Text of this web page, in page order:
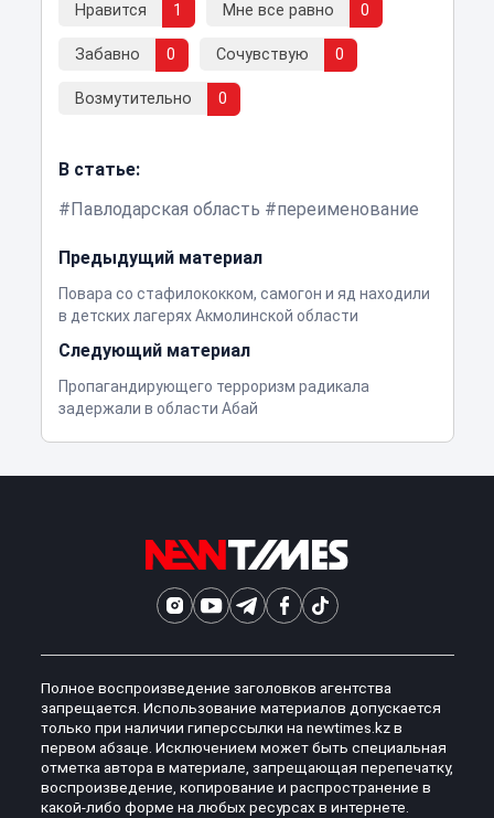
Нравится 1 Мне все равно 0
Забавно 0 Сочувствую 0
Возмутительно 0
В статье:
Павлодарская область
переименование
Предыдущий материал
Повара со стафилококком, самогон и яд находили
в детских лагерях Акмолинской области
Следующий материал
Пропагандирующего терроризм радикала
задержали в области Абай
Полное воспроизведение заголовков агентства
запрещается. Использование материалов допускается
только при наличии гиперссылки на newtimes.kz в
первом абзаце. Исключением может быть специальная
отметка автора в материале, запрещающая перепечатку,
воспроизведение, копирование и распространение в
какой-либо форме на любых ресурсах в интернете.